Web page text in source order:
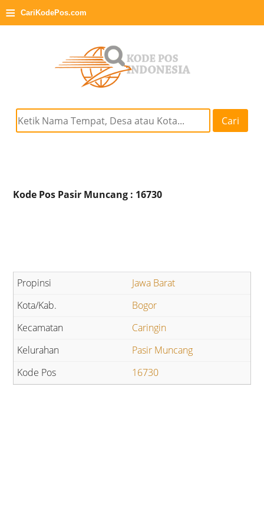
≡ CariKodePos.com
Cari
Kode Pos Pasir Muncang : 16730
Jawa Barat
Bogor
Caringin
Pasir Muncang
16730